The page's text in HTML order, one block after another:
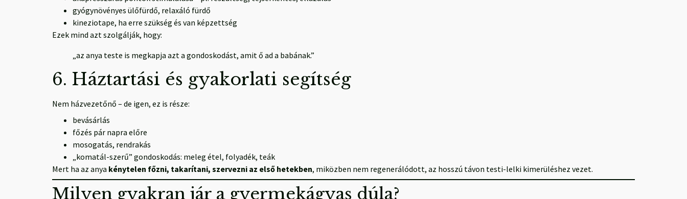
gyógynövényes ülőfürdő, relaxáló fürdő
kineziotape, ha erre szükség és van képzettség
Ezek mind azt szolgálják, hogy:
„az anya teste is megkapja azt a gondoskodást, amit ő ad a babának.”
6. Háztartási és gyakorlati segítség
Nem házvezetőnő – de igen, ez is része:
bevásárlás
főzés pár napra előre
mosogatás, rendrakás
„komatál-szerű” gondoskodás: meleg étel, folyadék, teák
Mert ha az anya kénytelen főzni, takarítani, szervezni az első hetekben, miközben nem regenerálódott, az hosszú távon testi-lelki kimerüléshez vezet.
Milyen gyakran jár a gyermekágyas dúla?